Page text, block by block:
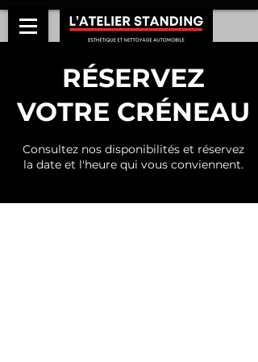
RÉSERVEZ
VOTRE CRÉNEAU
Consultez nos disponibilités et réservez
la date et l'heure qui vous conviennent.